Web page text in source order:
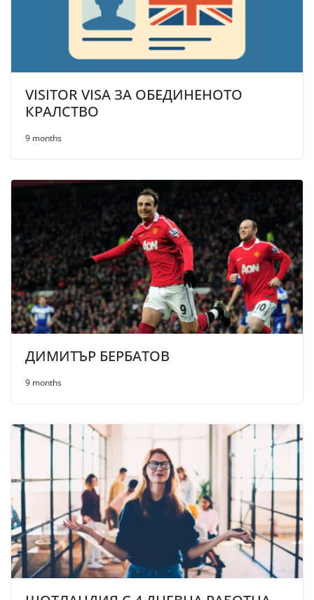
VISITOR VISA ЗА ОБЕДИНЕНОТО
КРАЛСТВО
9 months
ДИМИТЪР БЕРБАТОВ
9 months